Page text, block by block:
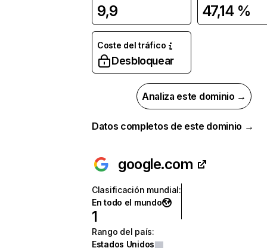
9,9 47,14 %
Coste del tráfico
Desbloquear
Analiza este dominio →
Datos completos de este dominio →
google.com
Clasificación mundial:
En todo el mundo
1
Rango del país:
Estados Unidos